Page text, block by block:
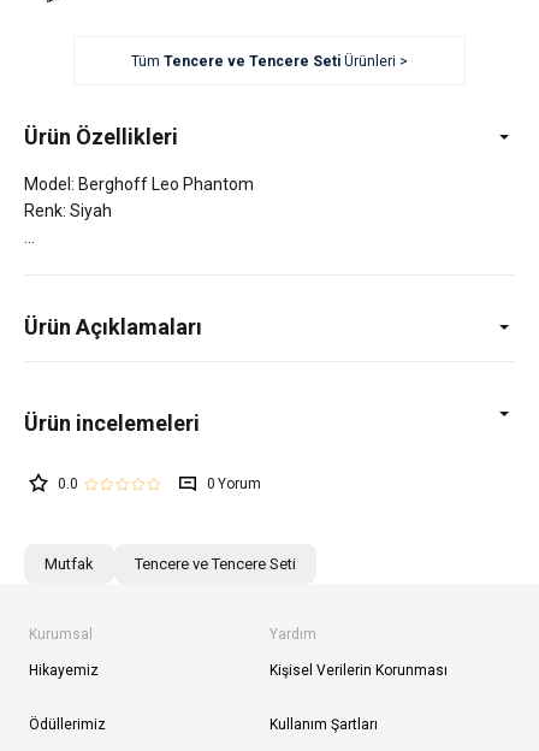
Tüm Tencere ve Tencere SetiÜrünleri >
Ürün Özellikleri
Model: Berghoff Leo Phantom
Renk: Siyah
Ürün Açıklamaları
0.0 0
Mutfak Tencere ve Tencere Seti
Kurumsal
Hikayemiz
Ödüllerimiz
Yardım
Kişisel Verilerin Korunması
Kullanım Şartları